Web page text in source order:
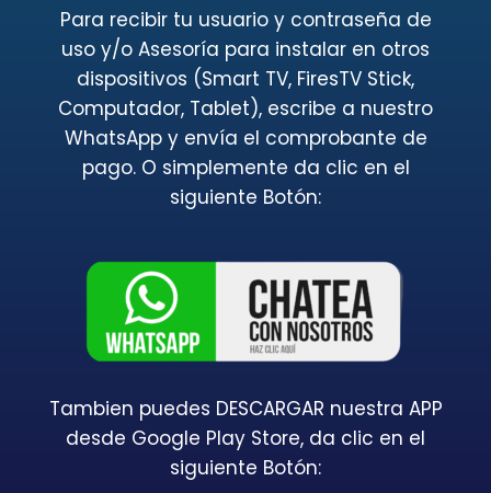
Para recibir tu usuario y contraseña de
uso y/o Asesoría para instalar en otros
dispositivos (Smart TV, FiresTV Stick,
Computador, Tablet), escribe a nuestro
WhatsApp y envía el comprobante de
pago. O simplemente da clic en el
siguiente Botón:
Tambien puedes DESCARGAR nuestra APP
desde Google Play Store, da clic en el
siguiente Botón: